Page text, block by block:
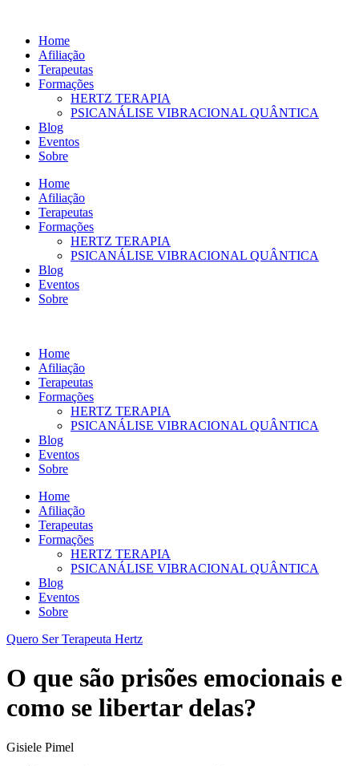
conteúdo
Home
Afiliação
Terapeutas
Formações
HERTZ TERAPIA
PSICANÁLISE VIBRACIONAL QUÂNTICA
Blog
Eventos
Sobre
Home
Afiliação
Terapeutas
Formações
HERTZ TERAPIA
PSICANÁLISE VIBRACIONAL QUÂNTICA
Blog
Eventos
Sobre
Home
Afiliação
Terapeutas
Formações
HERTZ TERAPIA
PSICANÁLISE VIBRACIONAL QUÂNTICA
Blog
Eventos
Sobre
Home
Afiliação
Terapeutas
Formações
HERTZ TERAPIA
PSICANÁLISE VIBRACIONAL QUÂNTICA
Blog
Eventos
Sobre
Quero Ser Terapeuta Hertz
O que são prisões emocionais e
como se libertar delas?
Gisiele Pimel